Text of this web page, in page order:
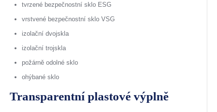
tvrzené bezpečnostní sklo ESG
vrstvené bezpečnostní sklo VSG
izolační dvojskla
izolační trojskla
požárně odolné sklo
ohýbané sklo
Transparentní plastové výplně